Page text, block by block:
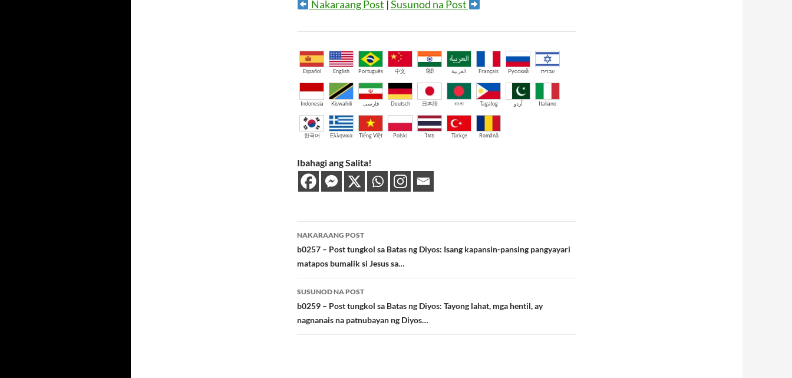
Nakaraang Post |Susunod na Post
Español English Português 中文 हिंदी العربية Français Русский עברית
Indonesia Kiswahili فارسی Deutsch 日本語 বাংলা Tagalog اُردو Italiano
한국어 Ελληνικά Tiếng Việt Polski ไทย Türkçe Română
Ibahagi ang Salita!
Post
navigation
NAKARAANG POST
b0257 – Post tungkol sa Batas ng Diyos: Isang kapansin-pansing pangyayari
matapos bumalik si Jesus sa…
SUSUNOD NA POST
b0259 – Post tungkol sa Batas ng Diyos: Tayong lahat, mga hentil, ay
nagnanais na patnubayan ng Diyos…